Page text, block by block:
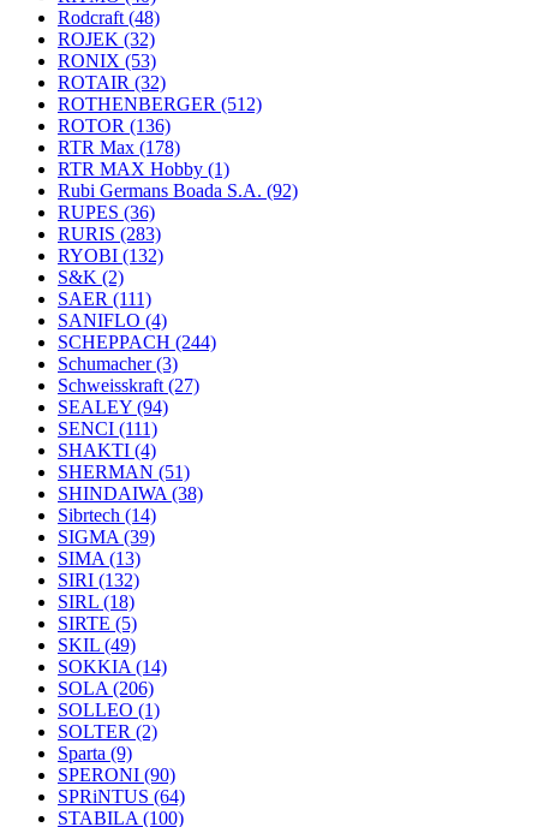
Rodcraft (48)
ROJEK (32)
RONIX (53)
ROTAIR (32)
ROTHENBERGER (512)
ROTOR (136)
RTR Max (178)
RTR MAX Hobby (1)
Rubi Germans Boada S.A. (92)
RUPES (36)
RURIS (283)
RYOBI (132)
S&K (2)
SAER (111)
SANIFLO (4)
SCHEPPACH (244)
Schumacher(3)
Schweisskraft (27)
SEALEY (94)
SENCI (111)
SHAKTI (4)
SHERMAN (51)
SHINDAIWA (38)
Sibrtech (14)
SIGMA (39)
SIMA (13)
SIRI (132)
SIRL (18)
SIRTE (5)
SKIL (49)
SOKKIA (14)
SOLA (206)
SOLLEO (1)
SOLTER (2)
Sparta (9)
SPERONI (90)
SPRiNTUS (64)
STABILA (100)